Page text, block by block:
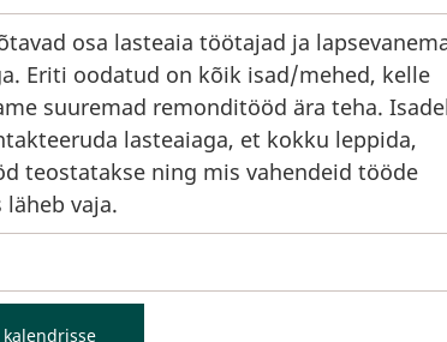
osa lasteaia töötajad ja
Eriti oodatud on kõik isad/mehed, kelle
suuremad remonditööd ära teha.
lasteaiaga, et kokku leppida,
teostatakse ning mis vahendeid tööde
vaja.
kalendrisse